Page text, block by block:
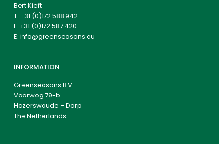
Bert Kieft
T: +31 (0)172 588 942
F: +31 (0)172 587 420
E:info@greenseasons.eu
INFORMATION
Greenseasons B.V.
Voorweg 79-b
Hazerswoude – Dorp
The Netherlands